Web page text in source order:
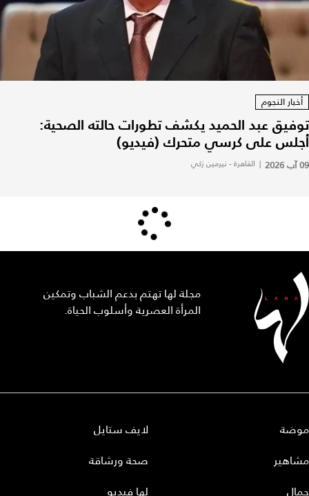
أخبار النجوم
توفيق عبد الحميد يكشف تطورات حالته الصحية:
أجلس على كرسي متحرك (فيديو)
09 آب 2026 | القاهرة - نيرمين زكي
مجلة لها تهتم بدعم الشباب وتمكين
المرأة العصرية وأسلوب الحياة.
موضة
مشاهير
جمال
لايف ستايل
صحة ورشاقة
لها فيديو